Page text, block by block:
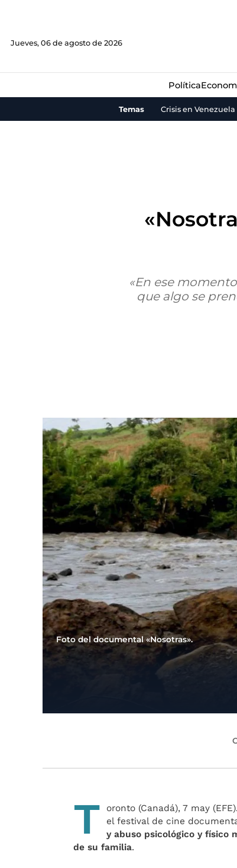
Jueves, 06 de agosto de 2026
Política
Temas Crisis en Venezuela
«En ese
que algo se
Foto del documental «Nosotras».
T
oronto (Canadá), 7 may
el festival de cine
y abuso psicológico y físico
de su familia.